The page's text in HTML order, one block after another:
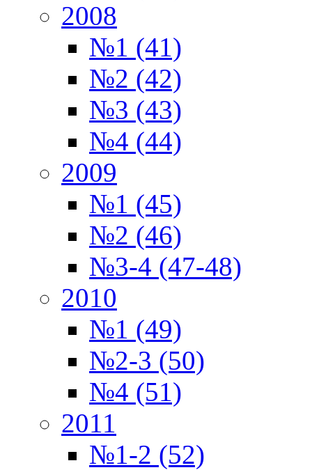
2008
№1 (41)
№2 (42)
№3 (43)
№4 (44)
2009
№1 (45)
№2 (46)
№3-4 (47-48)
2010
№1 (49)
№2-3 (50)
№4 (51)
2011
№1-2 (52)